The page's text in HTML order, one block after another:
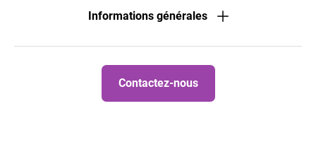
Informations générales
Contactez-nous